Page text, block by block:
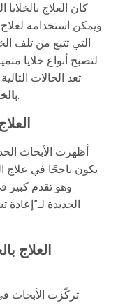
كان العلاج
ويمكن استخدامه
التي تتبع من تلف
لتصبح أنواع خلايا
تعد الحالات
ناجحًا في علاجها.
أظهرت الأبحاث
يكون ناجحًا في
وهو تقدم كبير
الجديدة
العلاج
تركّزت الأبحاث